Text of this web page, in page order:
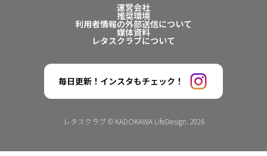
運営会社
推奨環境
利用者情報の外部送信について
媒体資料
レタスクラブについて
毎日更新！インスタもチェック！
レタスクラブ © KADOKAWA LifeDesign. 2026